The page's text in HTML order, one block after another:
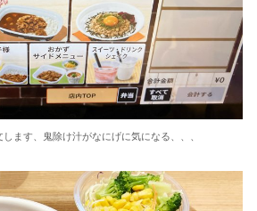
ます、鬼除け汁がなにげに気になる、、、